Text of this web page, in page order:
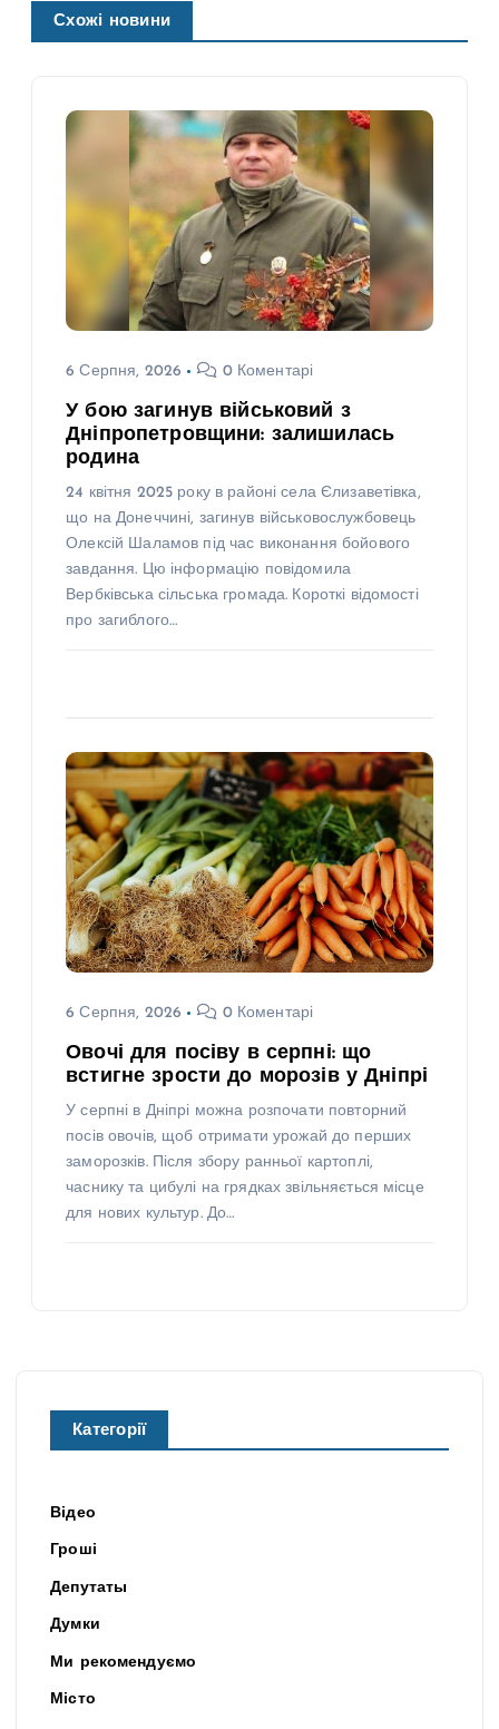
Схожі новини
6 Серпня, 2026 0 Коментарі
У бою загинув військовий з
Дніпропетровщини: залишилась
родина
24 квітня 2025 року в районі села Єлизаветівка,
що на Донеччині, загинув військовослужбовець
Олексій Шаламов під час виконання бойового
завдання. Цю інформацію повідомила
Вербківська сільська громада. Короткі відомості
про загиблого…
6 Серпня, 2026 0 Коментарі
Овочі для посіву в серпні: що
встигне зрости до морозів у Дніпрі
У серпні в Дніпрі можна розпочати повторний
посів овочів, щоб отримати урожай до перших
заморозків. Після збору ранньої картоплі,
часнику та цибулі на грядках звільняється місце
для нових культур. До…
Категорії
Відео
Гроші
Депутаты
Думки
Ми рекомендуємо
Місто